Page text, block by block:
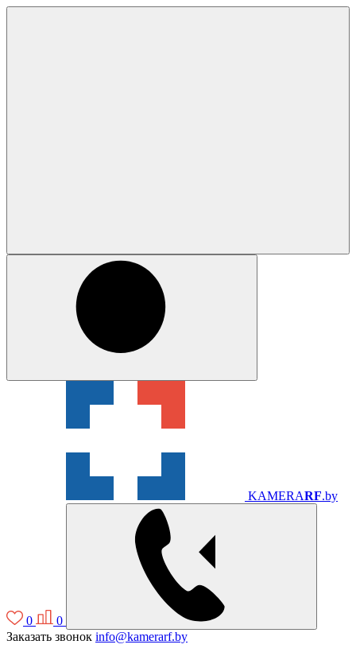
KAMERARF.by
0
0
Заказать звонок info@kamerarf.by